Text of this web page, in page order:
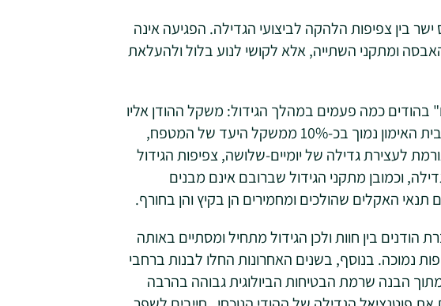
בין צפיפות הלהקה לביצועי הגדילה. הפגיעה אינה
ומתקני השתייה, אלא לקושי לנוע בלול ולהעלאת
בהודים כמה פעמים במהלך הגידול: משקל ההודן אליו
אנו מגיעים כתוצאה מצפיפויות הגידול בבית האימון נמוך בכ-10% ממשקל היעד של המטפח,
לעצירת גדילה של יומיים-שלושה, צפיפות הגידול
וכמובן מתקני הגידול שברובם אינם מבנים
האקלים שהולכים ומחמירים הן בקיץ והן בחורף.
בין חוות ולכן הגידול מתחיל ומסתיים באותה
נמוכה. בנוסף, בשנים האחרונות החלו לבנות ברחבי
הבנה שרמת הבטיחות הביולוגית גבוהה בהרבה